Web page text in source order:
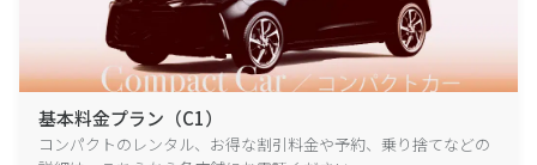
基本料金プラン（C1）
コンパクトのレンタル、お得な割引料金や予約、乗り捨てなどの